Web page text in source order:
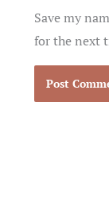
Save my
for the next